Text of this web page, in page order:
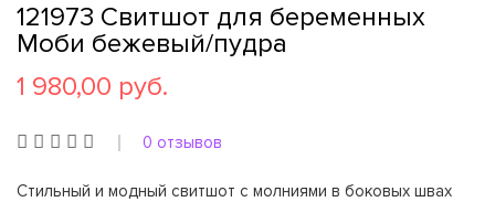
121973 Свитшот для беременных
Моби бежевый/пудра
1 980,00 руб.
0 отзывов
Стильный и модный свитшот с молниями в боковых швах